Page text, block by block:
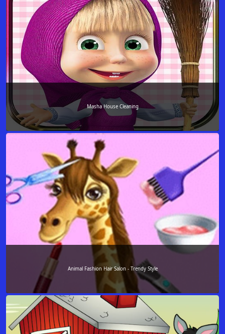
Masha House Cleaning
Animal Fashion Hair Salon - Trendy Style